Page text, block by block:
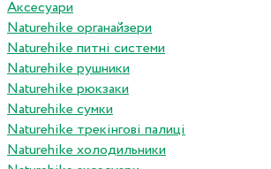
Аксесуари
Naturehike органайзери
Naturehike питні системи
Naturehike рушники
Naturehike рюкзаки
Naturehike сумки
Naturehike трекінгові палиці
Naturehike холодильники